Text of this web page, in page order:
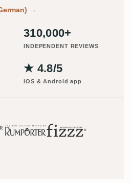
→
310,000+
INDEPENDENT REVIEWS
★ 4.8/5
iOS & Android app